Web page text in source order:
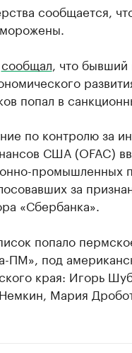
сообщается,
сообщал , что
попал в
по контролю за
США (OFAC)
промышленных
за
«Сбербанка».
попало
ПМ», под
края: Игорь
Мария